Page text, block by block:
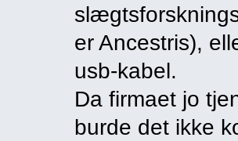
er Ancestris),
usb-kabel.
Da firmaet jo
burde det ikke